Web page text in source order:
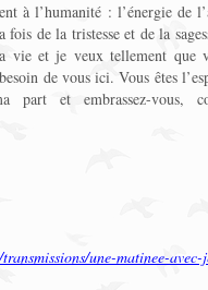
à l’humanité : l’énergie de
de la tristesse et de la
vie et je veux tellement que
de vous ici. Vous êtes
et embrassez-vous,
une-matinee-avec-